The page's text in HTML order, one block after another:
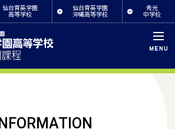
仙台育英学園
高等学校
仙台育英学園
沖縄高等学校
秀光
中学校
INFORMATION